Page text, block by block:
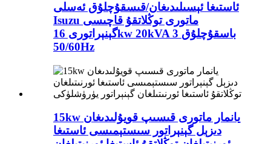
ئاستىغا ئېسىلىدىغان/قىسقۇچلۇق ئەسلى
Isuzu ماتورى توڭلاتقۇ قاچىسى
گېنېراتورى 16kw 20kVA 3 باسقۇچلۇق
50/60Hz
15kw يانمار ماتورى قىسىپ قويۇلىدىغان
دىزېل گېنېراتور سىستېمىسى ئاستىغا